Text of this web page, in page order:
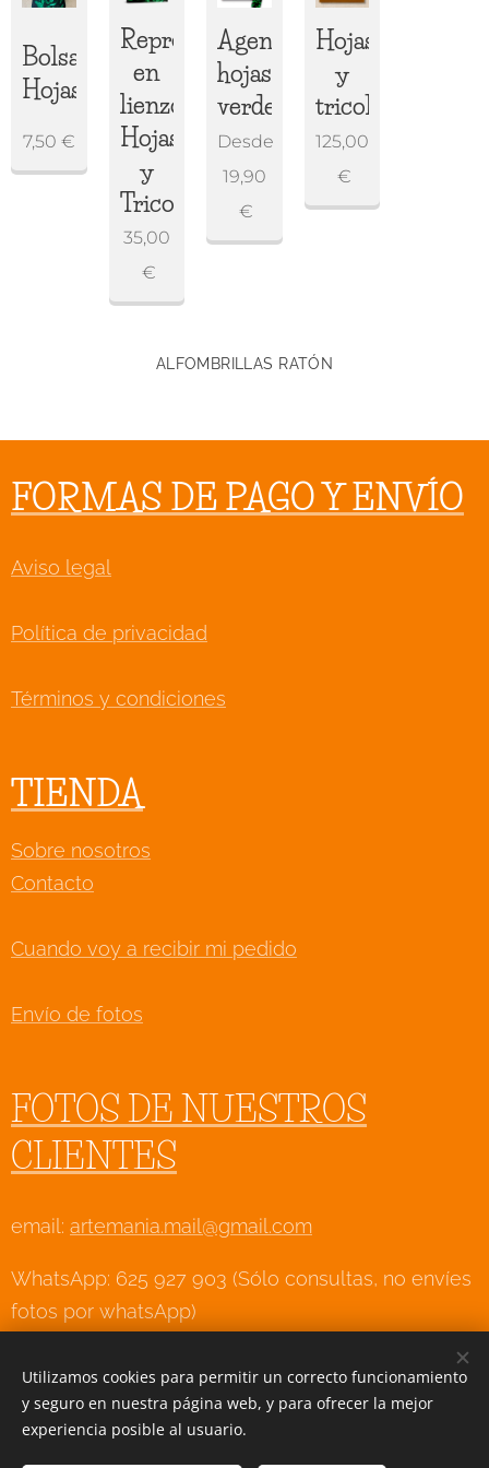
Bolsa
Hojas
7,50 €
Reproducción
en
lienzo
Hojas
y
Tricolor
35,00
€
Agenda
hojas
verdes
Desde
19,90
€
Hojas
y
tricolor
125,00
€
ALFOMBRILLAS RATÓN
FORMAS DE PAGO Y ENVÍO
Aviso legal
Política de privacidad
Términos y condiciones
TIENDA
Sobre nosotros
Contacto
Cuando voy a recibir mi pedido
Envío de fotos
FOTOS DE NUESTROS
CLIENTES
email: artemania.mail@gmail.com
WhatsApp: 625 927 903 (Sólo consultas, no envíes
fotos por whatsApp)
Creado conWebnode Cookies
Utilizamos cookies para permitir un correcto funcionamiento
y seguro en nuestra página web, y para ofrecer la mejor
experiencia posible al usuario.